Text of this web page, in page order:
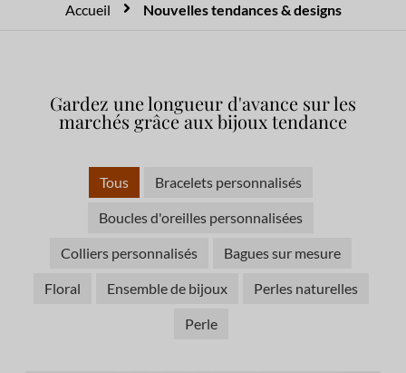
Accueil Nouvelles tendances & designs
Gardez une longueur d'avance sur les
marchés grâce aux bijoux tendance
Tous Bracelets personnalisés
Boucles d'oreilles personnalisées
Colliers personnalisés Bagues sur mesure
Floral Ensemble de bijoux Perles naturelles
Perle